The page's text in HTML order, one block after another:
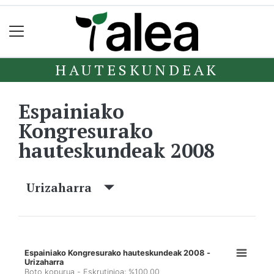
HAUTESKUNDEAK
Espainiako
Kongresurako
hauteskundeak 2008
Urizaharra
Espainiako Kongresurako hauteskundeak 2008 -
Urizaharra
Boto kopurua - Eskrutinioa: %100,00